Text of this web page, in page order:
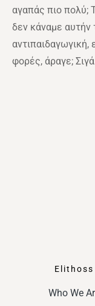
αγαπάς πιο πολύ;
δεν κάναμε
φορές, άραγε;
Elithoss
Who We